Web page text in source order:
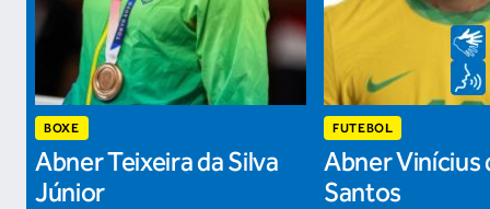
BOXE
Abner Teixeira da Silva
Júnior
FUTEBOL
Abner Vinícius
Santos